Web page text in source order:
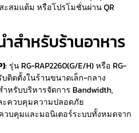
ะสมแต้ม หรือโปรโมชั่นผ่าน QR
สำหรับร้านอาหาร
: รุ่น RG-RAP2260(G/E/H) หรือ RG-
บติดตั้งในร้านขนาดเล็ก-กลาง
ำหรับบริหารจัดการ Bandwidth,
ะควบคุมความปลอดภัย
วบคุมและมอนิเตอร์ระบบทั้งหมดจาก